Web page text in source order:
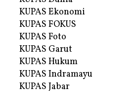
KUPAS Ekonomi
KUPAS FOKUS
KUPAS Foto
KUPAS Garut
KUPAS Hukum
KUPAS Indramayu
KUPAS Jabar